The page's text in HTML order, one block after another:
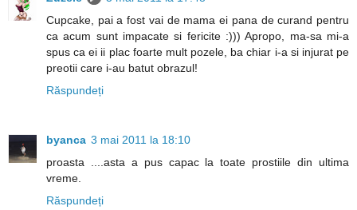
Cupcake, pai a fost vai de mama ei pana de curand pentru
ca acum sunt impacate si fericite :))) Apropo, ma-sa mi-a
spus ca ei ii plac foarte mult pozele, ba chiar i-a si injurat pe
preotii care i-au batut obrazul!
Răspundeți
byanca 3 mai 2011 la 18:10
proasta ....asta a pus capac la toate prostiile din ultima
vreme.
Răspundeți